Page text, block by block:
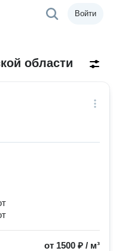
Войти
области
от 1500 ₽ / м³